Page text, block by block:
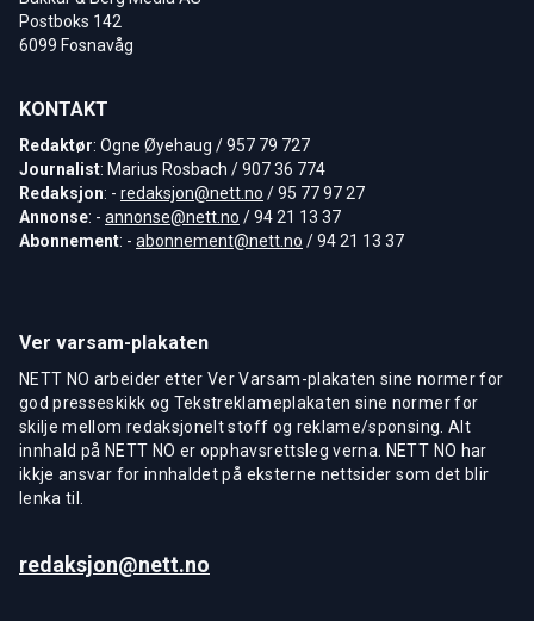
Postboks 142
6099 Fosnavåg
KONTAKT
Redaktør: Ogne Øyehaug / 957 79 727
Journalist: Marius Rosbach / 907 36 774
Redaksjon: - redaksjon@nett.no / 95 77 97 27
Annonse: - annonse@nett.no / 94 21 13 37
Abonnement: - abonnement@nett.no / 94 21 13 37
Ver varsam-plakaten
NETT NO arbeider etter Ver Varsam-plakaten sine normer for
god presseskikk og Tekstreklameplakaten sine normer for
skilje mellom redaksjonelt stoff og reklame/sponsing. Alt
innhald på NETT NO er opphavsrettsleg verna. NETT NO har
ikkje ansvar for innhaldet på eksterne nettsider som det blir
lenka til.
redaksjon@nett.no